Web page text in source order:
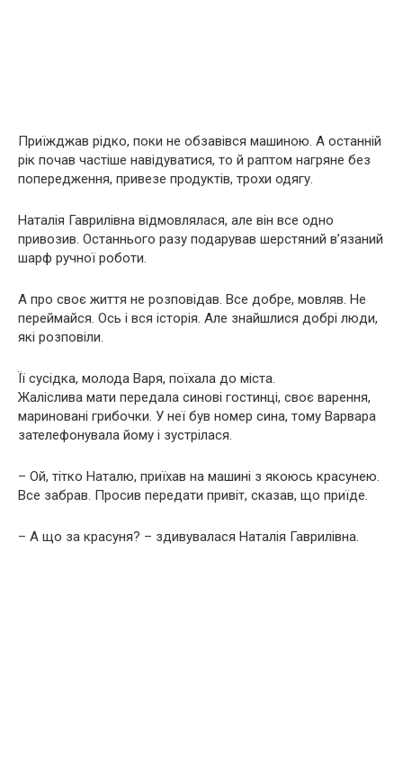
Приїжджав рідко, поки не обзавівся машиною. А останній
рік почав частіше навідуватися, то й раптом нагряне без
попередження, привезе продуктів, трохи одягу.
Наталія Гаврилівна відмовлялася, але він все одно
привозив. Останнього разу подарував шерстяний в’язаний
шарф ручної роботи.
А про своє життя не розповідав. Все добре, мовляв. Не
переймайся. Ось і вся історія. Але знайшлися добрі люди,
які розповіли.
Її сусідка, молода Варя, поїхала до міста.
Жаліслива мати передала синові гостинці, своє варення,
мариновані грибочки. У неї був номер сина, тому Варвара
зателефонувала йому і зустрілася.
– Ой, тітко Наталю, приїхав на машині з якоюсь красунею.
Все забрав. Просив передати привіт, сказав, що приїде.
– А що за красуня? – здивувалася Наталія Гаврилівна.